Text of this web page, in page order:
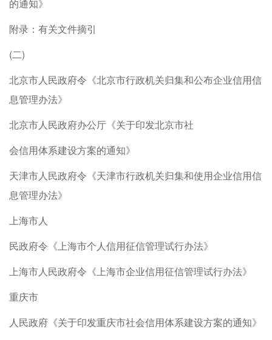
的通知》
附录：有关文件摘引
(二)
北京市人民政府令《北京市行政机关归集和公布企业信用信
息管理办法》
北京市人民政府办公厅《关于印发北京市社
会信用体系建设方案的通知》
天津市人民政府令《天津市行政机关归集和使用企业信用信
息管理办法》
上海市人
民政府令《上海市个人信用征信管理试行办法》
上海市人民政府令《上海市企业信用征信管理试行办法》
重庆市
人民政府《关于印发重庆市社会信用体系建设方案的通知》